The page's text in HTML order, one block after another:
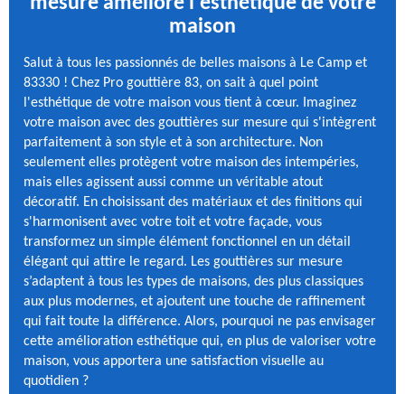
maison
Salut à tous les passionnés de belles maisons à Le Camp et
83330 ! Chez Pro gouttière 83, on sait à quel point
l'esthétique de votre maison vous tient à cœur. Imaginez
votre maison avec des gouttières sur mesure qui s'intègrent
parfaitement à son style et à son architecture. Non
seulement elles protègent votre maison des intempéries,
mais elles agissent aussi comme un véritable atout
décoratif. En choisissant des matériaux et des finitions qui
s'harmonisent avec votre toit et votre façade, vous
transformez un simple élément fonctionnel en un détail
élégant qui attire le regard. Les gouttières sur mesure
s’adaptent à tous les types de maisons, des plus classiques
aux plus modernes, et ajoutent une touche de raffinement
qui fait toute la différence. Alors, pourquoi ne pas envisager
cette amélioration esthétique qui, en plus de valoriser votre
maison, vous apportera une satisfaction visuelle au
quotidien ?